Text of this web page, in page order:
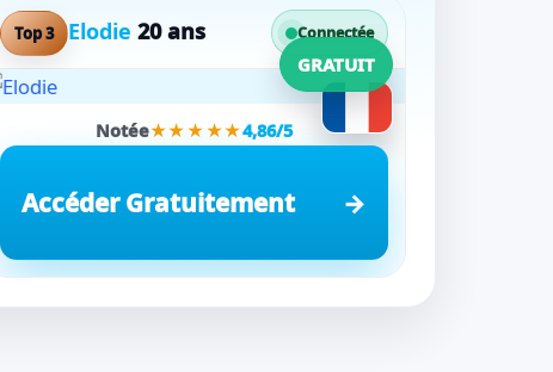
Top 3 Elodie 20 ans Connectée
GRATUIT
Notée★★★★★4,86/5
Accéder Gratuitement